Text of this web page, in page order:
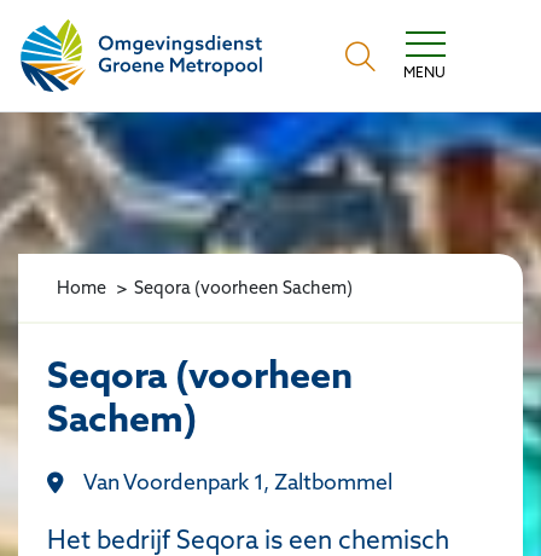
Omgevingsdienst Groene Metropool
MENU
Home Seqora (voorheen Sachem)
Seqora (voorheen
Sachem)
Van Voordenpark 1, Zaltbommel
Het bedrijf Seqora is een chemisch